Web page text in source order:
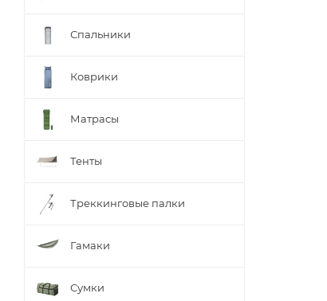
Спальники
Коврики
Матрасы
Тенты
Треккинговые палки
Гамаки
Сумки